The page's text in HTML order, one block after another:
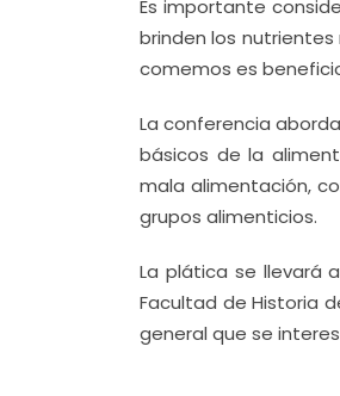
Es importante
brinden los
comemos es
La conferencia
básicos de la
mala alimentación,
grupos alimenticios.
La plática se llevará
Facultad de Historia
general que se